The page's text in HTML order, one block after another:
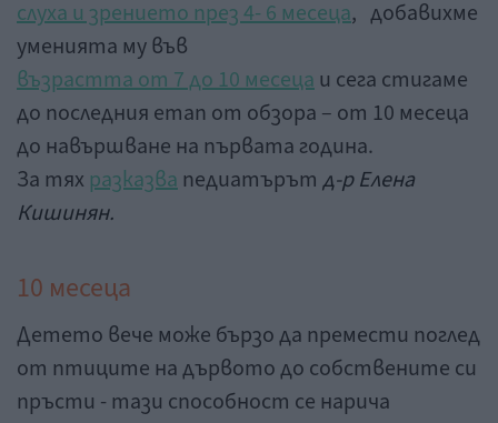
слуха и зрението през 4- 6 месеца, добавихме
уменията му във
възрастта от 7 до 10 месецаи сега стигаме
до последния етап от обзора – от 10 месеца
до навършване на първата година.
За тях разказва педиатърът д-р Елена
Кишинян.
10 месеца
Детето вече може бързо да премести поглед
от птиците на дървото до собствените си
пръсти - тази способност се нарича